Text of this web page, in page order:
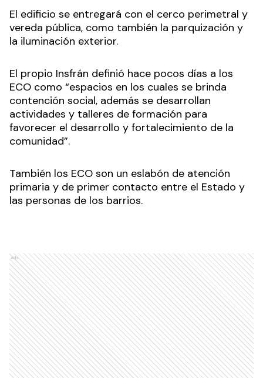
El edificio se entregará con el cerco perimetral y
vereda pública, como también la parquización y
la iluminación exterior.
El propio Insfrán definió hace pocos días a los
ECO como “espacios en los cuales se brinda
contención social, además se desarrollan
actividades y talleres de formación para
favorecer el desarrollo y fortalecimiento de la
comunidad”.
También los ECO son un eslabón de atención
primaria y de primer contacto entre el Estado y
las personas de los barrios.
Ads